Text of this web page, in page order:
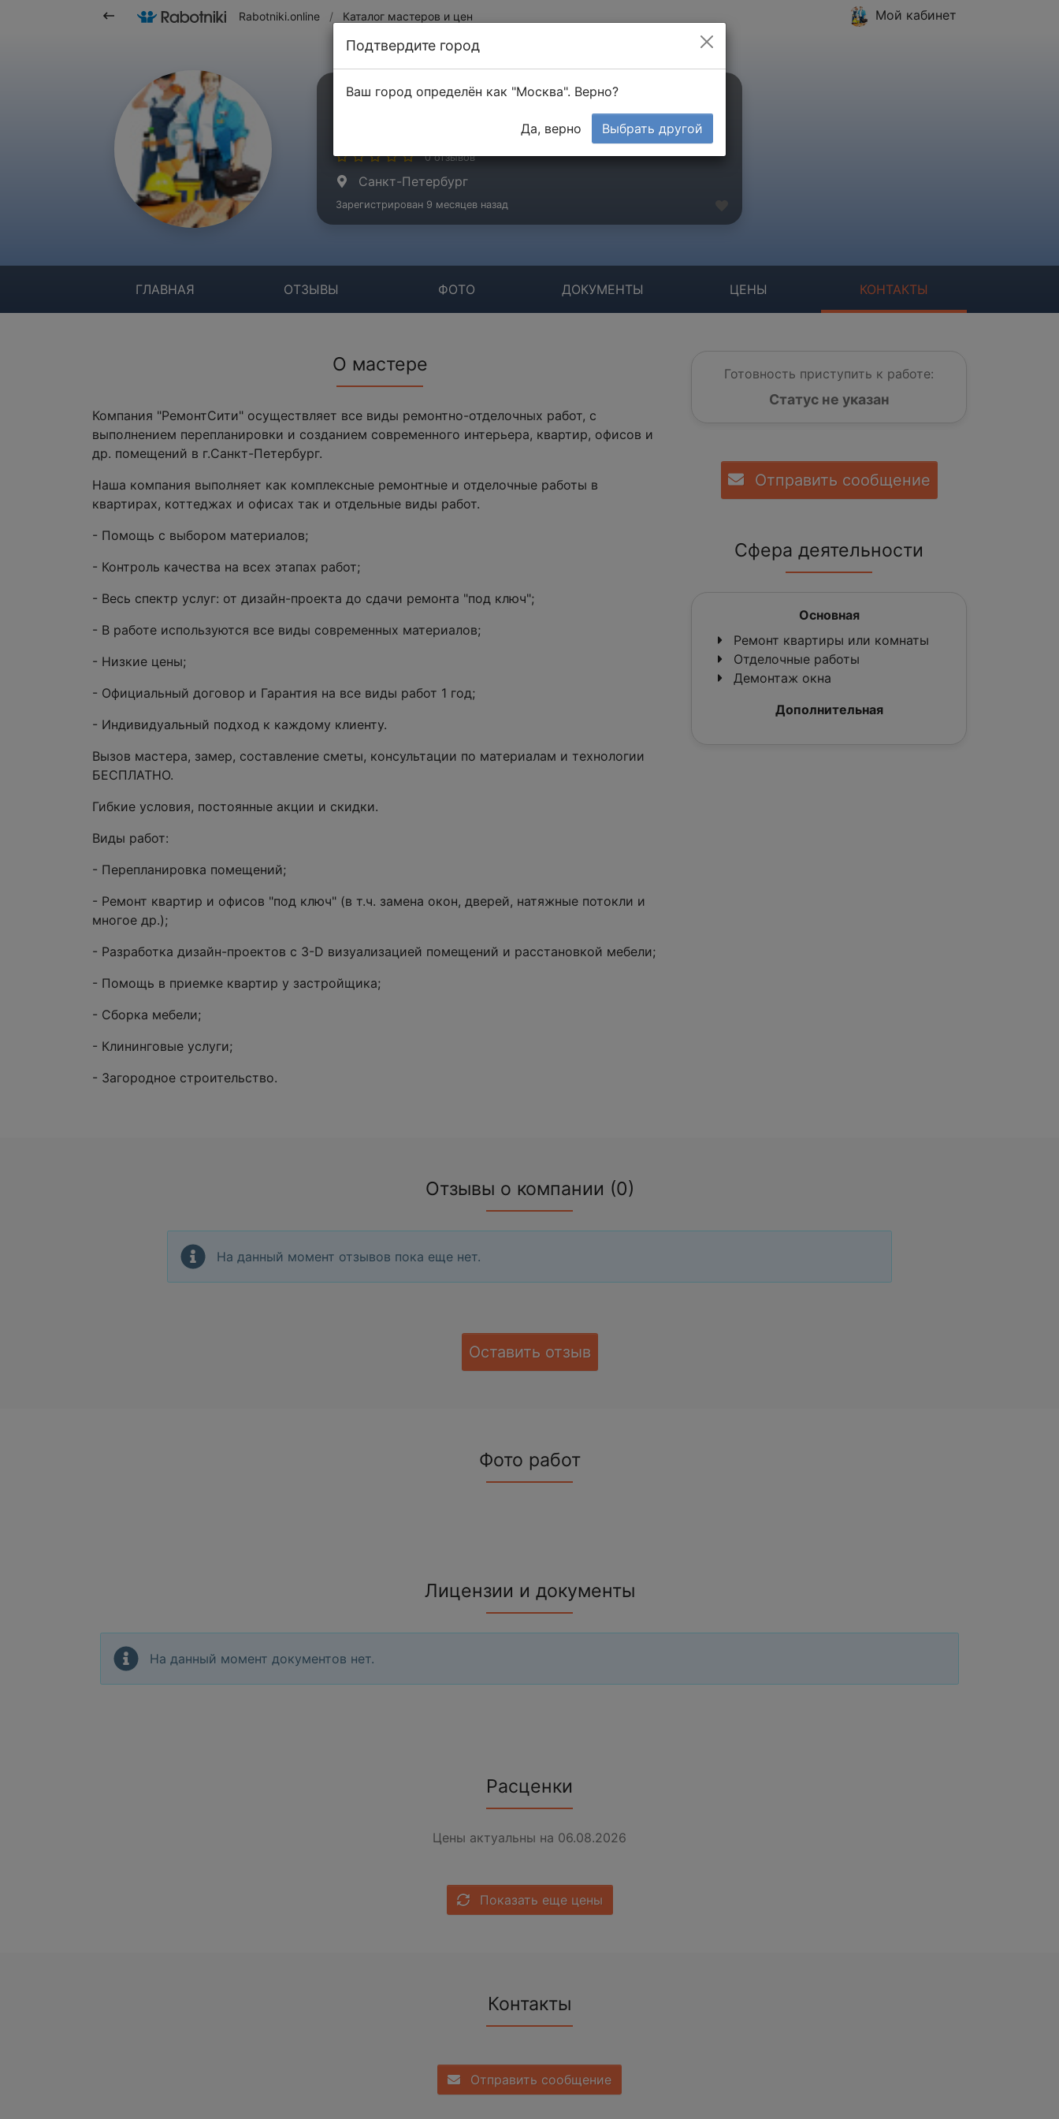
Rabotniki.online / Каталог мастеров и цен Мой кабинет
ООО "РемонтСити"
0 отзывов
Санкт-Петербург
Зарегистрирован 9 месяцев назад
ГЛАВНАЯ ОТЗЫВЫ ФОТО ДОКУМЕНТЫ ЦЕНЫ КОНТАКТЫ
О мастере
Компания "РемонтСити" осуществляет все виды ремонтно-отделочных работ, с
выполнением перепланировки и созданием современного интерьера, квартир, офисов и
др. помещений в г.Санкт-Петербург.
Наша компания выполняет как комплексные ремонтные и отделочные работы в
квартирах, коттеджах и офисах так и отдельные виды работ.
- Помощь с выбором материалов;
- Контроль качества на всех этапах работ;
- Весь спектр услуг: от дизайн-проекта до сдачи ремонта "под ключ";
- В работе используются все виды современных материалов;
- Низкие цены;
- Официальный договор и Гарантия на все виды работ 1 год;
- Индивидуальный подход к каждому клиенту.
Вызов мастера, замер, составление сметы, консультации по материалам и технологии
БЕСПЛАТНО.
Гибкие условия, постоянные акции и скидки.
Виды работ:
- Перепланировка помещений;
- Ремонт квартир и офисов "под ключ" (в т.ч. замена окон, дверей, натяжные потокли и
многое др.);
- Разработка дизайн-проектов с 3-D визуализацией помещений и расстановкой мебели;
- Помощь в приемке квартир у застройщика;
- Сборка мебели;
- Клининговые услуги;
- Загородное строительство.
Готовность приступить к работе:
Статус не указан
Отправить сообщение
Сфера деятельности
Основная
Ремонт квартиры или комнаты
Отделочные работы
Демонтаж окна
Дополнительная
Отзывы о компании (0)
На данный момент отзывов пока еще нет.
Оставить отзыв
Фото работ
Лицензии и документы
На данный момент документов нет.
Расценки
Цены актуальны на 06.08.2026
Показать еще цены
Контакты
Отправить сообщение
Подтвердите город
Ваш город определён как "Москва". Верно?
Да, верно Выбрать другой